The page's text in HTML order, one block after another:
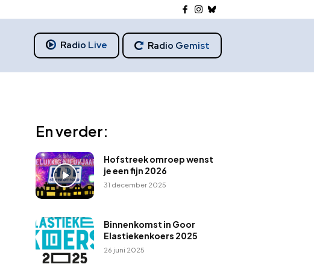
Radio Live Radio Gemist
En verder:
Hofstreek omroep wenst
je een fijn 2026
31 december 2025
Binnenkomst in Goor
Elastiekenkoers 2025
26 juni 2025